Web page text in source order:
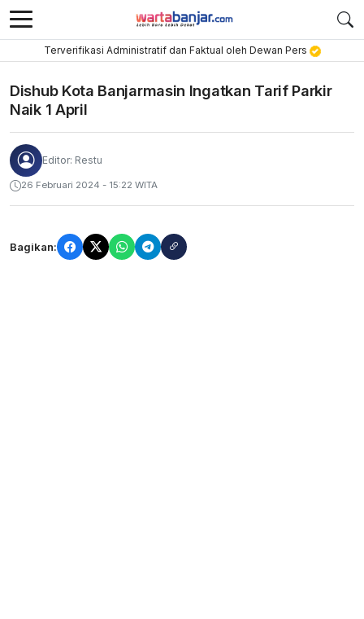
Terverifikasi Administratif dan Faktual oleh Dewan Pers
Dishub Kota Banjarmasin Ingatkan Tarif Parkir
Naik 1 April
Editor: Restu
26 Februari 2024 - 15:22 WITA
Bagikan: